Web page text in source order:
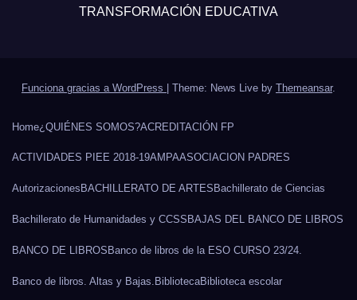
TRANSFORMACIÓN EDUCATIVA
Funciona gracias a WordPress Theme: News Live by Themeansar.
Home¿QUIÉNES SOMOS?ACREDITACIÓN FP
ACTIVIDADES PIEE 2018-19AMPAASOCIACION PADRES
Autorizaciones BACHILLERATO DE ARTES Bachillerato de Ciencias
Bachillerato de Humanidades y CCSS BAJAS DEL BANCO DE LIBROS
BANCO DE LIBROS Banco de libros de la ESO CURSO 23/24.
Banco de libros. Altas y Bajas. BibliotecaBiblioteca escolar